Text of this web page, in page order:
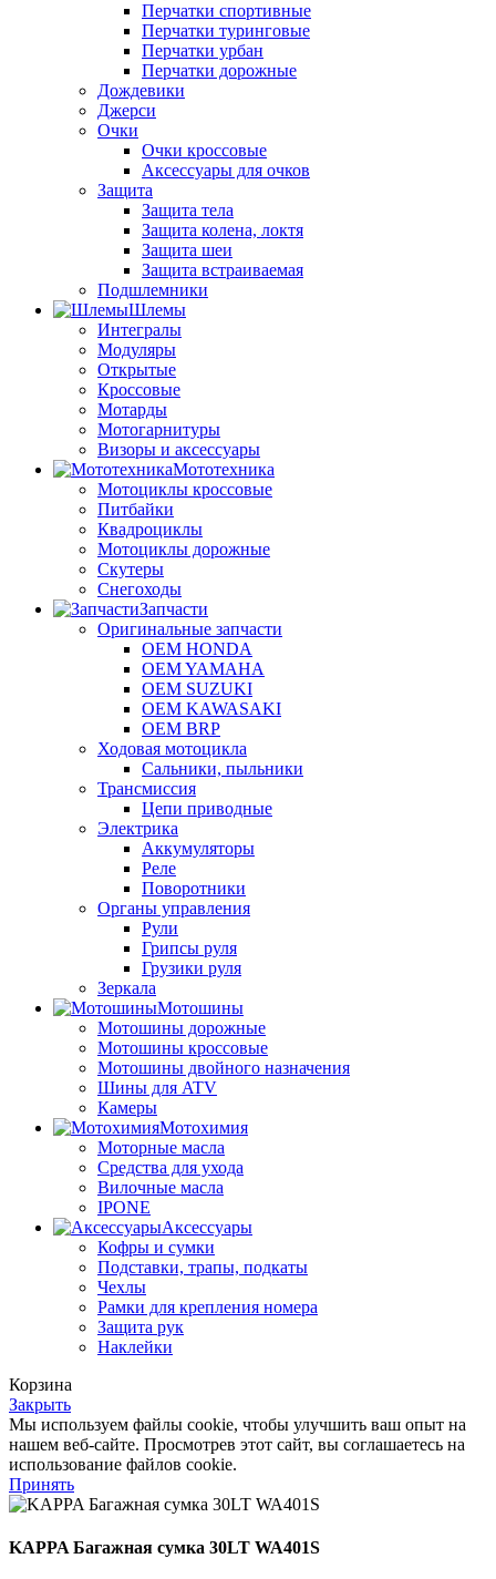
Перчатки спортивные
Перчатки туринговые
Перчатки урбан
Перчатки дорожные
Дождевики
Джерси
Очки
Очки кроссовые
Аксессуары для очков
Защита
Защита тела
Защита колена, локтя
Защита шеи
Защита встраиваемая
Подшлемники
Шлемы
Интегралы
Модуляры
Открытые
Кроссовые
Мотарды
Мотогарнитуры
Визоры и аксессуары
Мототехника
Мотоциклы кроссовые
Питбайки
Квадроциклы
Мотоциклы дорожные
Скутеры
Снегоходы
Запчасти
Оригинальные запчасти
OEM HONDA
OEM YAMAHA
OEM SUZUKI
OEM KAWASAKI
OEM BRP
Ходовая мотоцикла
Сальники, пыльники
Трансмиссия
Цепи приводные
Электрика
Аккумуляторы
Реле
Поворотники
Органы управления
Рули
Грипсы руля
Грузики руля
Зеркала
Мотошины
Мотошины дорожные
Мотошины кроссовые
Мотошины двойного назначения
Шины для ATV
Камеры
Мотохимия
Моторные масла
Средства для ухода
Вилочные масла
IPONE
Аксессуары
Кофры и сумки
Подставки, трапы, подкаты
Чехлы
Рамки для крепления номера
Защита рук
Наклейки
Корзина
Закрыть
Мы используем файлы cookie, чтобы улучшить ваш опыт на
нашем веб-сайте. Просмотрев этот сайт, вы соглашаетесь на
использование файлов cookie.
Принять
KAPPA Багажная сумка 30LT WA401S